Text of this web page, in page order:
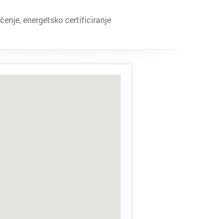
energetsko certificiranje